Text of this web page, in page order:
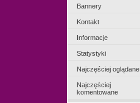
Bannery
Kontakt
Informacje
Statystyki
Najczęściej oglądane
Najczęściej
komentowane